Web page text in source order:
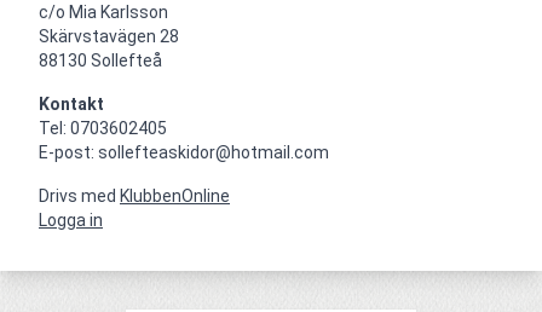
c/o Mia Karlsson
Skärvstavägen 28
88130 Sollefteå
Kontakt
Tel: 0703602405
E-post: sollefteaskidor@hotmail.com
Drivs med KlubbenOnline
Logga in